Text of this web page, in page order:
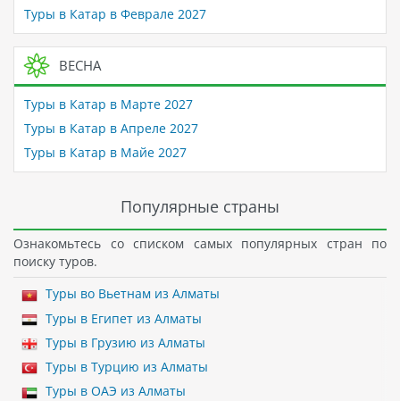
Туры в Катар в Феврале 2027
ВЕСНА
Туры в Катар в Марте 2027
Туры в Катар в Апреле 2027
Туры в Катар в Майе 2027
Популярные страны
Ознакомьтесь со списком самых популярных стран по
поиску туров.
Туры во Вьетнам из Алматы
Туры в Египет из Алматы
Туры в Грузию из Алматы
Туры в Турцию из Алматы
Туры в ОАЭ из Алматы